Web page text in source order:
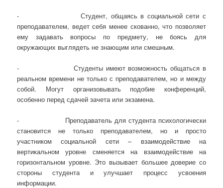
- Студент, общаясь в социальной сети с
преподавателем, ведет себя менее скованно, что позволяет
ему задавать вопросы по предмету, не боясь для
окружающих выглядеть не знающим или смешным.
- Студенты имеют возможность общаться в
реальном времени не только с преподавателем, но и между
собой. Могут организовывать подобие конференций,
особенно перед сдачей зачета или экзамена.
- Преподаватель для студента психологически
становится не только преподавателем, но и просто
участником социальной сети – взаимодействие на
вертикальном уровне сменяется на взаимодействие на
горизонтальном уровне. Это вызывает большее доверие со
стороны студента и улучшает процесс усвоения
информации.